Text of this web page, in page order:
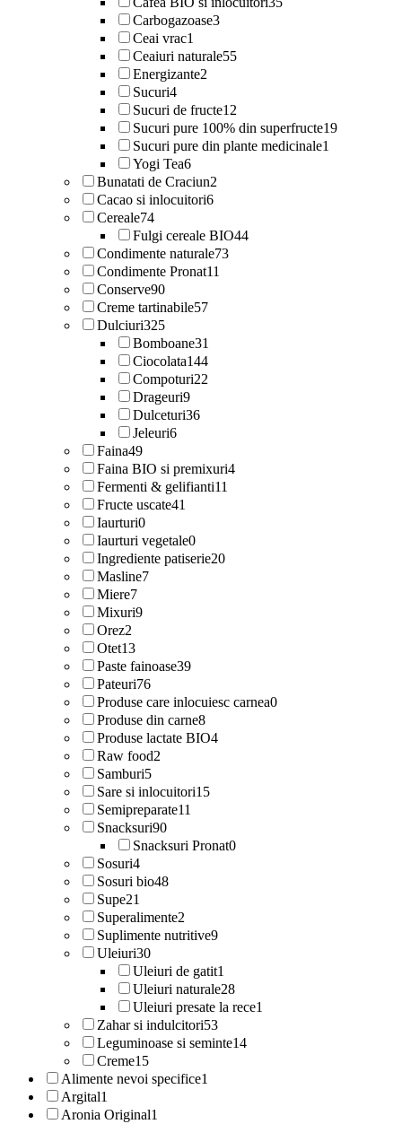
Carbogazoase3
Ceai vrac1
Ceaiuri naturale55
Energizante2
Sucuri4
Sucuri de fructe12
Sucuri pure 100% din superfructe19
Sucuri pure din plante medicinale1
Yogi Tea6
Bunatati de Craciun2
Cacao si inlocuitori6
Cereale74
Fulgi cereale BIO44
Condimente naturale73
Condimente Pronat11
Conserve90
Creme tartinabile57
Dulciuri325
Bomboane31
Ciocolata144
Compoturi22
Drageuri9
Dulceturi36
Jeleuri6
Faina49
Faina BIO si premixuri4
Fermenti & gelifianti11
Fructe uscate41
Iaurturi0
Iaurturi vegetale0
Ingrediente patiserie20
Masline7
Miere7
Mixuri9
Orez2
Otet13
Paste fainoase39
Pateuri76
Produse care inlocuiesc carnea0
Produse din carne8
Produse lactate BIO4
Raw food2
Samburi5
Sare si inlocuitori15
Semipreparate11
Snacksuri90
Snacksuri Pronat0
Sosuri4
Sosuri bio48
Supe21
Superalimente2
Suplimente nutritive9
Uleiuri30
Uleiuri de gatit1
Uleiuri naturale28
Uleiuri presate la rece1
Zahar si indulcitori53
Leguminoase si seminte14
Creme15
Alimente nevoi specifice1
Argital1
Aronia Original1